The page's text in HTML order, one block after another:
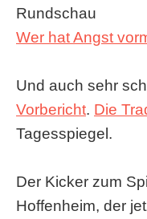
Rundschau
Wer hat Angst
Und auch sehr
Vorbericht. Die
Tagesspiegel.
Der Kicker zum
Hoffenheim, der